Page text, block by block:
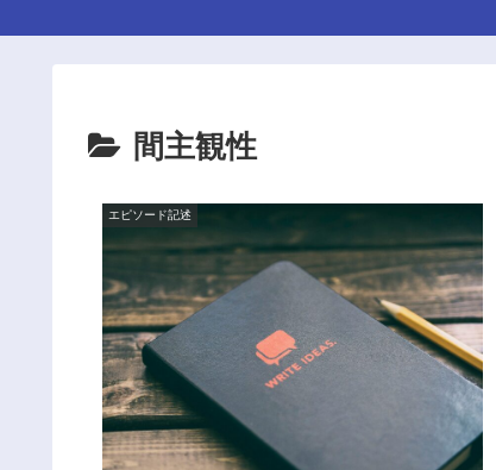
間主観性
エピソード記述